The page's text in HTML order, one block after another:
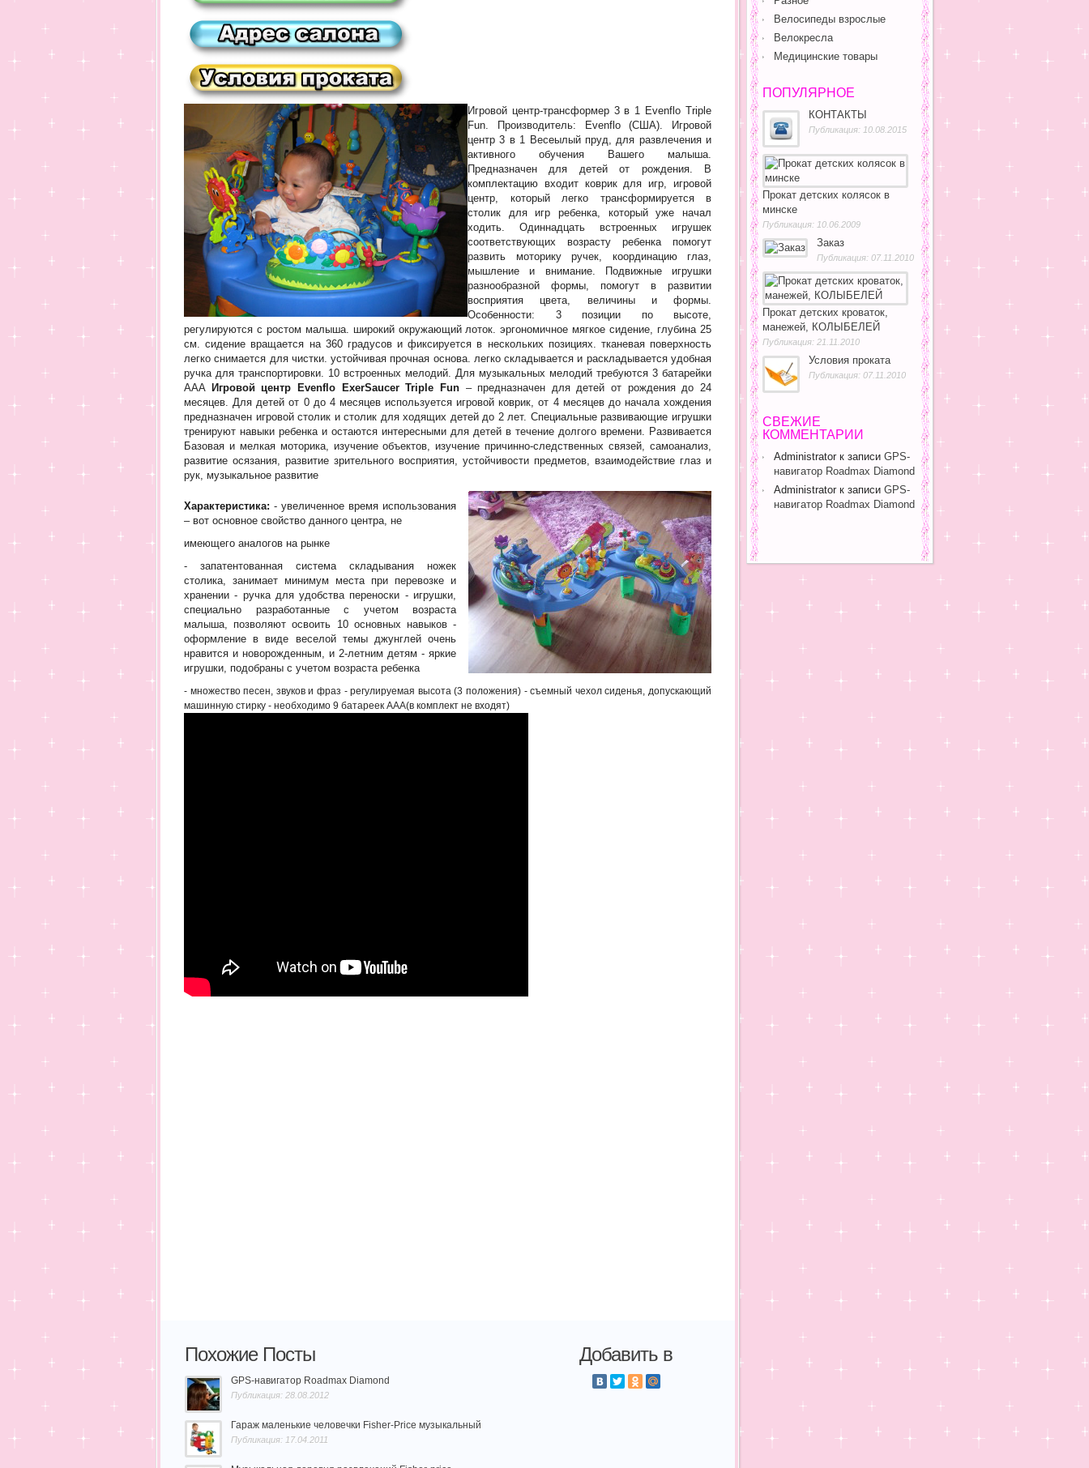
Игровой центр-трансформер 3 в 1 Evenflo Triple
Fun. Производитель: Evenflo (США). Игровой
центр 3 в 1 Весеылый пруд, для развлечения и
активного обучения Вашего малыша.
Предназначен для детей от рождения. В
комплектацию входит коврик для игр, игровой
центр, который легко трансформируется в
столик для игр ребенка, который уже начал
ходить. Одиннадцать встроенных игрушек
соответствующих возрасту ребенка помогут
развить моторику ручек, координацию глаз,
мышление и внимание. Подвижные игрушки
разнообразной формы, помогут в развитии
восприятия цвета, величины и формы.
Особенности: 3 позиции по высоте,
регулируются с ростом малыша. широкий окружающий лоток. эргономичное мягкое сидение, глубина 25
см. сидение вращается на 360 градусов и фиксируется в нескольких позициях. тканевая поверхность
легко снимается для чистки. устойчивая прочная основа. легко складывается и раскладывается удобная
ручка для транспортировки. 10 встроенных мелодий. Для музыкальных мелодий требуются 3 батарейки
AAA Игровой центр Evenflo ExerSaucer Triple Fun – предназначен для детей от рождения до 24
месяцев. Для детей от 0 до 4 месяцев используется игровой коврик, от 4 месяцев до начала хождения
предназначен игровой столик и столик для ходящих детей до 2 лет. Специальные развивающие игрушки
тренируют навыки ребенка и остаются интересными для детей в течение долгого времени. Развивается
Базовая и мелкая моторика, изучение объектов, изучение причинно-следственных связей, самоанализ,
развитие осязания, развитие зрительного восприятия, устойчивости предметов, взаимодействие глаз и
рук, музыкальное развитие
Характеристика: - увеличенное время использования
– вот основное свойство данного центра, не
имеющего аналогов на рынке
- запатентованная система складывания ножек
столика, занимает минимум места при перевозке и
хранении - ручка для удобства переноски - игрушки,
специально разработанные с учетом возраста
малыша, позволяют освоить 10 основных навыков -
оформление в виде веселой темы джунглей очень
нравится и новорожденным, и 2-летним детям - яркие
игрушки, подобраны с учетом возраста ребенка
- множество песен, звуков и фраз - регулируемая высота (3 положения) - съемный чехол сиденья, допускающий
машинную стирку - необходимо 9 батареек AAA(в комплект не входят)
Похожие Посты
GPS-навигатор Roadmax Diamond
Публикация: 28.08.2012
Гараж маленькие человечки Fisher-Price музыкальный
Публикация: 17.04.2011
Добавить в
Велосипеды взрослые
Велокресла
Медицинские товары
ПОПУЛЯРНОЕ
КОНТАКТЫ
Публикация: 10.08.2015
Прокат детских колясок в
минске
Публикация: 10.06.2009
Заказ
Публикация: 07.11.2010
Прокат детских кроваток,
манежей, КОЛЫБЕЛЕЙ
Публикация: 21.11.2010
Условия проката
Публикация: 07.11.2010
СВЕЖИЕ
КОММЕНТАРИИ
Administrator к записи GPS-
навигатор Roadmax Diamond
Administrator к записи GPS-
навигатор Roadmax Diamond